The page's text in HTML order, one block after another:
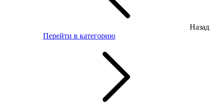
Назад
Перейти в категорию